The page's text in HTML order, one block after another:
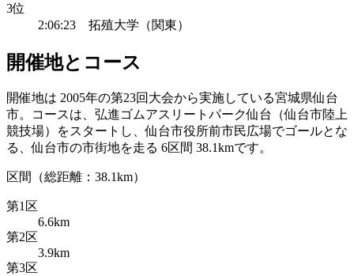
3位
2:06:23 拓殖大学（関東）
開催地とコース
開催地は 2005年の第23回大会から実施している宮城県仙台
市。コースは、弘進ゴムアスリートパーク仙台（仙台市陸上
競技場）をスタートし、仙台市役所前市民広場でゴールとな
る、仙台市の市街地を走る 6区間 38.1kmです。
区間（総距離：38.1km）
第1区
6.6km
第2区
3.9km
第3区